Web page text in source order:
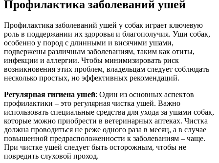
Профилактика заболеваний ушей
Профилактика заболеваний ушей у собак играет ключевую
роль в поддержании их здоровья и благополучия. Уши собак,
особенно у пород с длинными и висячими ушами,
подвержены различным заболеваниям, таким как отиты,
инфекции и аллергии. Чтобы минимизировать риск
возникновения этих проблем, владельцам следует соблюдать
несколько простых, но эффективных рекомендаций.
Регулярная гигиена ушей: Один из основных аспектов
профилактики – это регулярная чистка ушей. Важно
использовать специальные средства для ухода за ушами собак,
которые можно приобрести в ветеринарных аптеках. Чистка
должна проводиться не реже одного раза в месяц, а в случае
повышенной предрасположенности к заболеваниям – чаще.
При чистке ушей следует быть осторожным, чтобы не
повредить слуховой проход.